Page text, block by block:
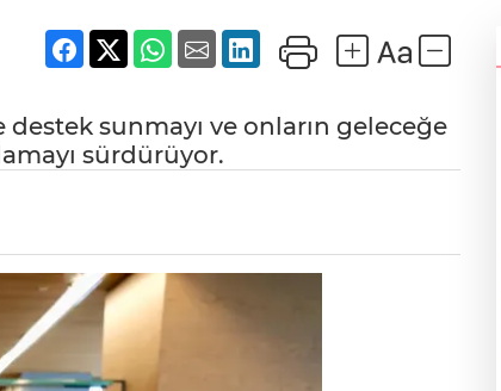
sunmayı ve onların geleceğe
sürdürüyor.